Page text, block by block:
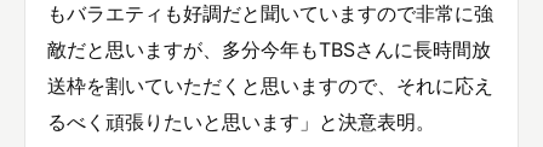
もバラエティも好調だと聞いていますので非常に強
敵だと思いますが、多分今年もTBSさんに長時間放
送枠を割いていただくと思いますので、それに応え
るべく頑張りたいと思います」と決意表明。